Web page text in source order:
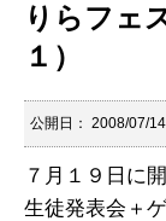
りらフェ
１）
公開日： 2008/07/14
７月１９日に
生徒発表会＋